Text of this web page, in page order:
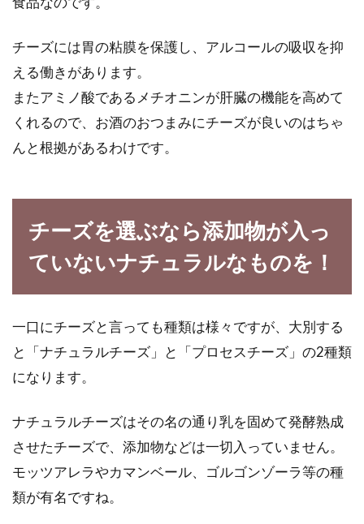
チーズには胃の粘膜を保護し、アルコールの吸収を抑
える働きがあります。
またアミノ酸であるメチオニンが肝臓の機能を高めて
くれるので、お酒のおつまみにチーズが良いのはちゃ
んと根拠があるわけです。
チーズを選ぶなら添加物が入っ
ていないナチュラルなものを！
一口にチーズと言っても種類は様々ですが、大別する
と「ナチュラルチーズ」と「プロセスチーズ」の2種類
になります。
ナチュラルチーズはその名の通り乳を固めて発酵熟成
させたチーズで、添加物などは一切入っていません。
モッツアレラやカマンベール、ゴルゴンゾーラ等の種
類が有名ですね。